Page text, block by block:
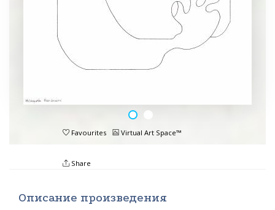
Favourites Virtual Art Space™
Share
Описание произведения